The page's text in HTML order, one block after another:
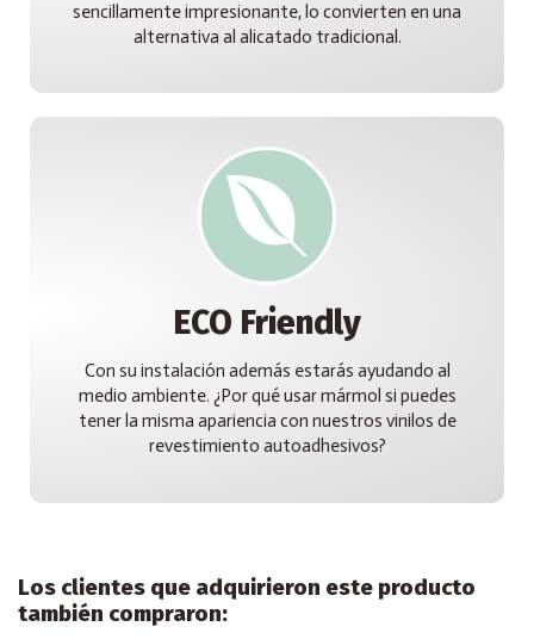
sencillamente impresionante, lo convierten en una
alternativa al alicatado tradicional.
ECO Friendly
Con su instalación además estarás ayudando al
medio ambiente. ¿Por qué usar mármol si puedes
tener la misma apariencia con nuestros vinilos de
revestimiento autoadhesivos?
Los clientes que adquirieron este producto
también compraron: